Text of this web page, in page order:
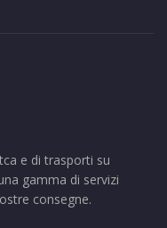
e di trasporti su
gamma di servizi
consegne.